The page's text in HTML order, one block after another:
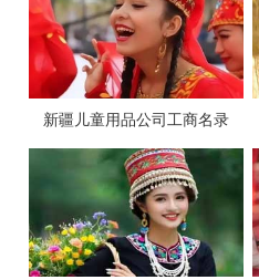
新疆儿童用品公司工商名录